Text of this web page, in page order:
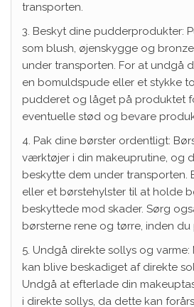
transporten.
3. Beskyt dine pudderprodukter:
som blush, øjenskygge og
under transporten. For at undgå
en bomuldspude eller et stykke
pudderet og låget på produktet
eventuelle stød og bevare
4. Pak dine børster ordentligt:
værktøjer i din makeuprutine, og
beskytte dem under transporten.
eller et børstehylster til at holde
beskyttede mod skader. Sørg
børsterne rene og tørre, inden du
5. Undgå direkte sollys og
kan blive beskadiget af direkte
Undgå at efterlade din
i direkte sollys, da dette kan